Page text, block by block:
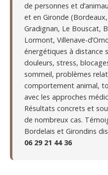
de personnes et
et en Gironde
Gradignan, Le Bouscat,
Lormont, Villenave-
énergétiques à distance
douleurs, stress,
sommeil, problèmes
comportement animal,
avec les approches
Résultats concrets et
de nombreux cas.
Bordelais et Girondins
06 29 21 44 36